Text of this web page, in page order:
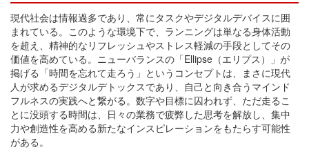
現代社会は情報過多であり、常にタスクやデジタルデバイスに囲
まれている。このような環境下で、ランニングは単なる身体活動
を超え、精神的なリフレッシュやストレス軽減の手段としてその
価値を高めている。ニューバランスの「Ellipse（エリプス）」が
掲げる「時間を忘れて走ろう」というコンセプトは、まさに現代
人が求めるデジタルデトックスであり、自己と向き合うマインド
フルネスの実践へと繋がる。数字や目標に囚われず、ただ走るこ
とに没頭する時間は、日々の業務で疲弊した思考を解放し、集中
力や創造性を高める新たなインスピレーションをもたらす可能性
がある。